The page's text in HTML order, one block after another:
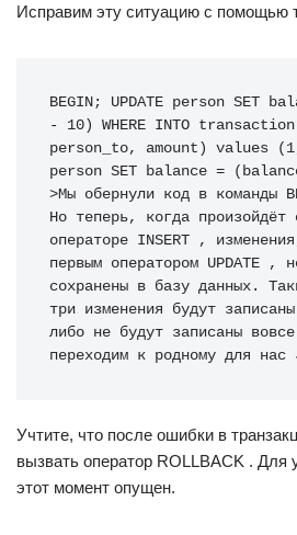
Исправим эту ситуацию с помощью
BEGIN; UPDATE person SET
- 10) WHERE INTO
person_to, amount) values
person SET balance =
>Мы обернули код в команды
Но теперь, когда произойдёт
операторе INSERT ,
первым оператором UPDATE ,
сохранены в базу данных.
три изменения будут
либо не будут записаны
переходим к родному для нас
Учтите, что после ошибки в
вызвать оператор ROLLBACK . Для
этот момент опущен.